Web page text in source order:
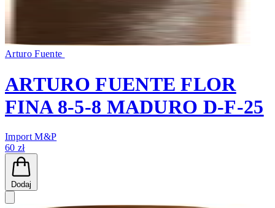
Arturo Fuente
ARTURO FUENTE FLOR
FINA 8-5-8 MADURO D-F-25
Import M&P
60 zł
Dodaj